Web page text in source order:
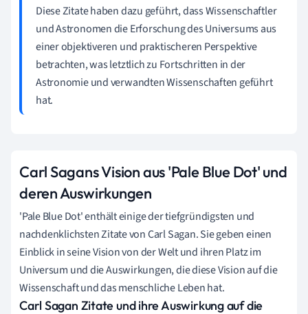
Diese Zitate haben dazu geführt, dass Wissenschaftler
und Astronomen die Erforschung des Universums aus
einer objektiveren und praktischeren Perspektive
betrachten, was letztlich zu Fortschritten in der
Astronomie und verwandten Wissenschaften geführt
hat.
Carl Sagans Vision aus 'Pale Blue Dot' und
deren Auswirkungen
'Pale Blue Dot' enthält einige der tiefgründigsten und
nachdenklichsten Zitate von Carl Sagan. Sie geben einen
Einblick in seine Vision von der Welt und ihren Platz im
Universum und die Auswirkungen, die diese Vision auf die
Wissenschaft und das menschliche Leben hat.
Carl Sagan Zitate und ihre Auswirkung auf die